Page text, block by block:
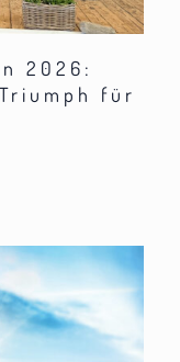
2026:
für